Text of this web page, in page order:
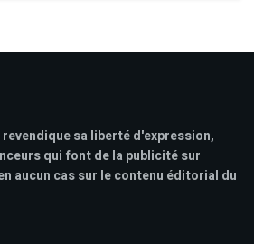
sa liberté d'expression,
qui font de la publicité sur
aucun cas sur le contenu éditorial du